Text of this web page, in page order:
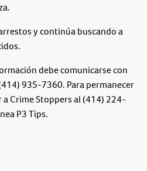
y continúa buscando a
debe comunicarse con
935-7360. Para permanecer
Crime Stoppers al (414) 224-
P3 Tips.